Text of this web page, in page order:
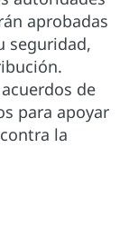
aprobadas
seguridad,
de
para apoyar
la